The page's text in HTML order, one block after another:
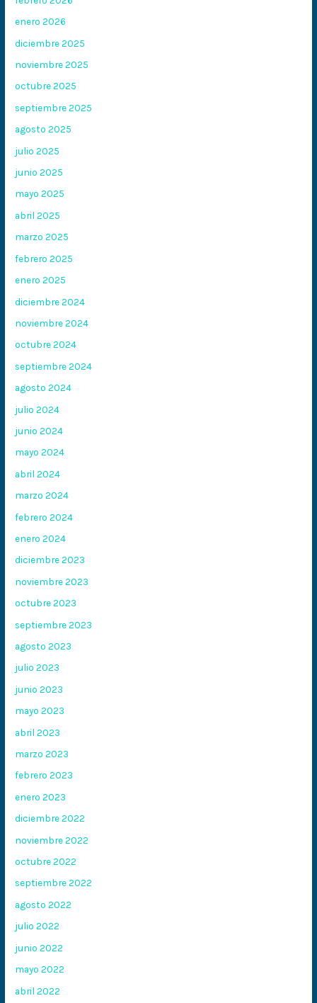
enero 2026
diciembre 2025
noviembre 2025
octubre 2025
septiembre 2025
agosto 2025
julio 2025
junio 2025
mayo 2025
abril 2025
marzo 2025
febrero 2025
enero 2025
diciembre 2024
noviembre 2024
octubre 2024
septiembre 2024
agosto 2024
julio 2024
junio 2024
mayo 2024
abril 2024
marzo 2024
febrero 2024
enero 2024
diciembre 2023
noviembre 2023
octubre 2023
septiembre 2023
agosto 2023
julio 2023
junio 2023
mayo 2023
abril 2023
marzo 2023
febrero 2023
enero 2023
diciembre 2022
noviembre 2022
octubre 2022
septiembre 2022
agosto 2022
julio 2022
junio 2022
mayo 2022
abril 2022